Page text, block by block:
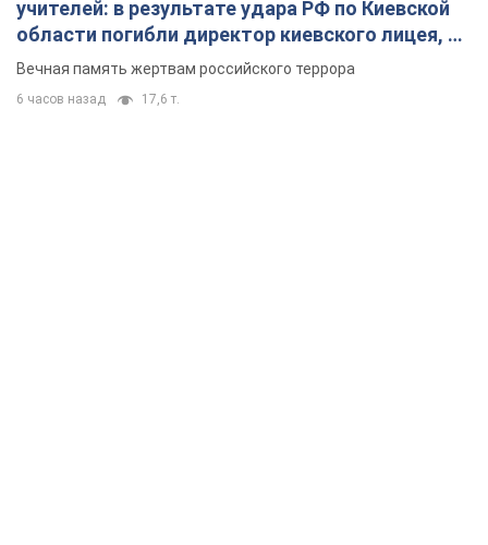
учителей: в результате удара РФ по Киевской
области погибли директор киевского лицея, её
муж и внук
Вечная память жертвам российского террора
6 часов назад 17,6 т.